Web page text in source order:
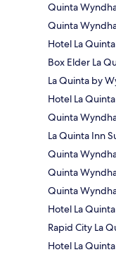
Quinta
Quinta
Hotel La
Box Elder La
La Quinta by
Hotel La
Quinta
La Quinta Inn
Quinta
Quinta
Quinta
Hotel La
Rapid City La
Hotel La